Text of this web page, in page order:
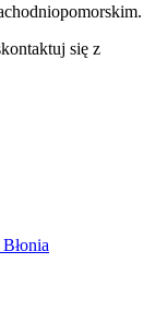
.
się z